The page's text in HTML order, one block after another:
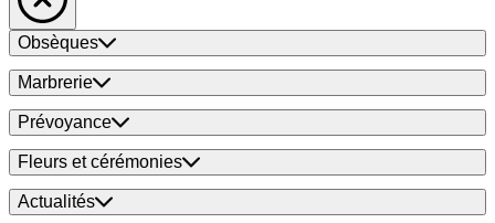
Obsèques
Marbrerie
Prévoyance
Fleurs et cérémonies
Actualités